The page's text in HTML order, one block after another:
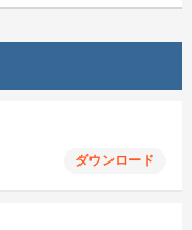
ダウンロード